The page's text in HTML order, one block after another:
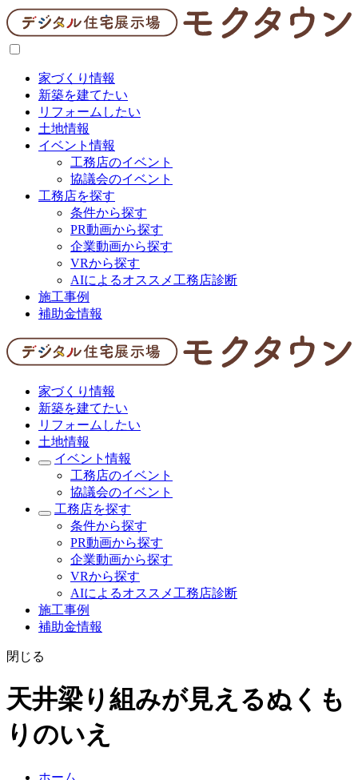
家づくり情報
新築を建てたい
リフォームしたい
土地情報
イベント情報
工務店のイベント
協議会のイベント
工務店を探す
条件から探す
PR動画から探す
企業動画から探す
VRから探す
AIによるオススメ工務店診断
施工事例
補助金情報
家づくり情報
新築を建てたい
リフォームしたい
土地情報
イベント情報
工務店のイベント
協議会のイベント
工務店を探す
条件から探す
PR動画から探す
企業動画から探す
VRから探す
AIによるオススメ工務店診断
施工事例
補助金情報
閉じる
天井梁り組みが見えるぬくも
りのいえ